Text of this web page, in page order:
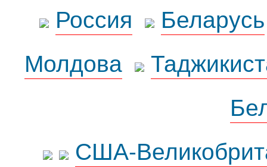
Россия
Беларусь
Молдова
США-